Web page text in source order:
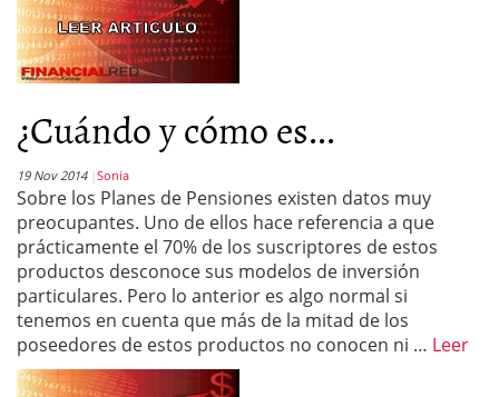
¿Cuándo y cómo es...
19 Nov 2014 Sonia
Sobre los Planes de Pensiones existen datos muy
preocupantes. Uno de ellos hace referencia a que
prácticamente el 70% de los suscriptores de estos
productos desconoce sus modelos de inversión
particulares. Pero lo anterior es algo normal si
tenemos en cuenta que más de la mitad de los
poseedores de estos productos no conocen ni … Leer